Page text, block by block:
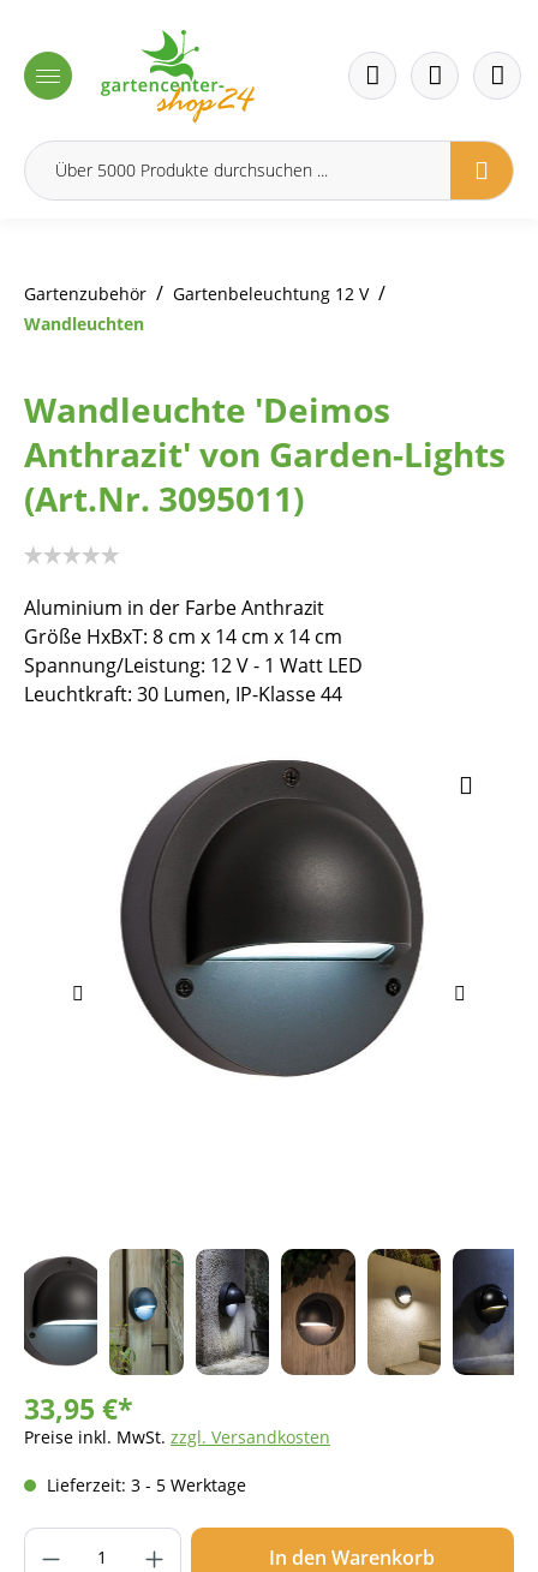
Gartenzubehör / Gartenbeleuchtung 12 V /
Wandleuchten
Wandleuchte 'Deimos
Anthrazit' von Garden-Lights
(Art.Nr. 3095011)
Aluminium in der Farbe Anthrazit
Größe HxBxT: 8 cm x 14 cm x 14 cm
Spannung/Leistung: 12 V - 1 Watt LED
Leuchtkraft: 30 Lumen, IP-Klasse 44
33,95 €*
Preise inkl. MwSt. zzgl. Versandkosten
Lieferzeit: 3 - 5 Werktage
Produkt Anzahl: Gib den gewünschten
In den Warenkorb